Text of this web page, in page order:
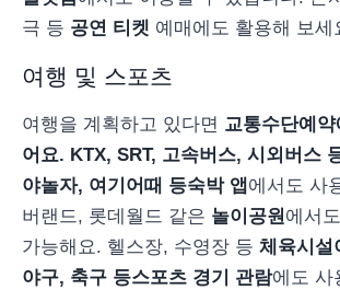
극 등 공연 티켓 예매에도 활용해 보세
여행 및 스포츠
여행을 계획하고 있다면 교통수단예약
어요. KTX, SRT, 고속버스, 시외버스
야놀자, 여기어때 등숙박 앱 에서도 사
버랜드, 롯데월드 같은 놀이공원에서
가능해요. 헬스장, 수영장 등 체육시설
야구, 축구 등스포츠 경기 관람에도 사